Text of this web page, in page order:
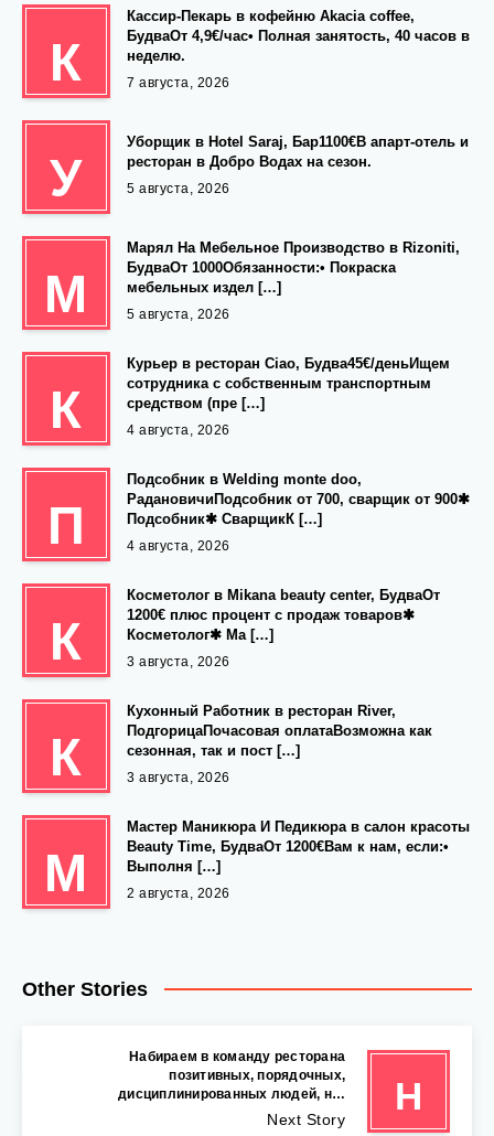
К
Кассир-Пекарь в кофейню Akacia coffee,
БудваОт 4,9€/час• Полная занятость, 40 часов в
неделю.
7 августа, 2026
У
Уборщик в Hotel Saraj, Бар1100€В апарт-отель и
ресторан в Добро Водах на сезон.
5 августа, 2026
М
Марял На Мебельное Производство в Rizoniti,
БудваОт 1000Обязанности:• Покраска
мебельных издел […]
5 августа, 2026
К
Курьер в ресторан Ciao, Будва45€/деньИщем
сотрудника с собственным транспортным
средством (пре […]
4 августа, 2026
П
Подсобник в Welding monte doo,
РадановичиПодсобник от 700, сварщик от 900✱
Подсобник✱ СварщикК […]
4 августа, 2026
К
Косметолог в Mikana beauty center, БудваОт
1200€ плюс процент с продаж товаров✱
Косметолог✱ Ма […]
3 августа, 2026
К
Кухонный Работник в ресторан River,
ПодгорицаПочасовая оплатаВозможна как
сезонная, так и пост […]
3 августа, 2026
М
Мастер Маникюра И Педикюра в салон красоты
Beauty Time, БудваОт 1200€Вам к нам, если:•
Выполня […]
2 августа, 2026
Other Stories
Н
Набираем в команду ресторана
позитивных, порядочных,
дисциплинированных людей, н…
Next Story